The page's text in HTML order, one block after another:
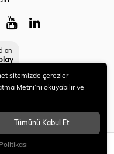
on
saklıdır.
sitemizde çerezler
Metni’ni okuyabilir ve
Tümünü Kabul Et